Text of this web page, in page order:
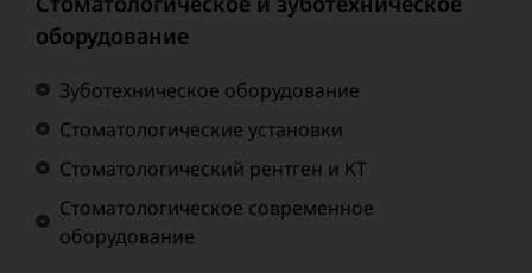
оборудование
Зуботехническое оборудование
Стоматологические установки
Стоматологический рентген и КТ
Стоматологическое современное
оборудование